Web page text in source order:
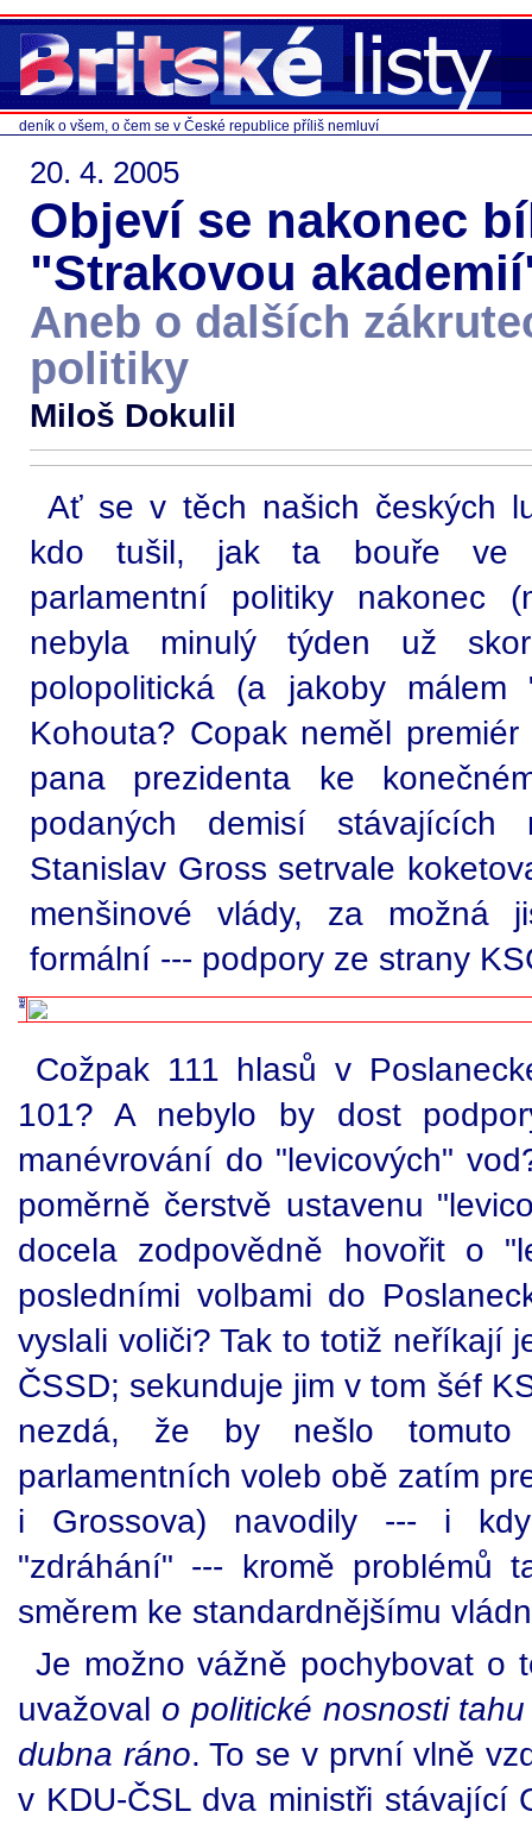
deník o všem, o čem se v České republice příliš nemluví
20. 4. 2005
Objeví se nakonec
"Strakovou
Aneb o dalších
politiky
Miloš Dokulil
Ať se v těch našich českých
kdo tušil, jak ta bouře ve
parlamentní politiky nakonec
nebyla minulý týden už
polopolitická (a jakoby málem
Kohouta? Copak neměl
pana prezidenta ke
podaných demisí stávajících
Stanislav Gross setrvale
menšinové vlády, za možná
formální --- podpory ze strany
Cožpak 111 hlasů v
101? A nebylo by dost
manévrování do "levicových"
poměrně čerstvě ustavenu
docela zodpovědně hovořit o
posledními volbami do
vyslali voliči? Tak to totiž neříkají
ČSSD; sekunduje jim v tom šéf
nezdá, že by nešlo
parlamentních voleb obě zatím
i Grossova) navodily --- i
"zdráhání" --- kromě problémů
směrem ke standardnějšímu
Je možno vážně pochybovat o
uvažoval o politické nosnosti
dubna ráno. To se v první vlně
v KDU-ČSL dva ministři stávající